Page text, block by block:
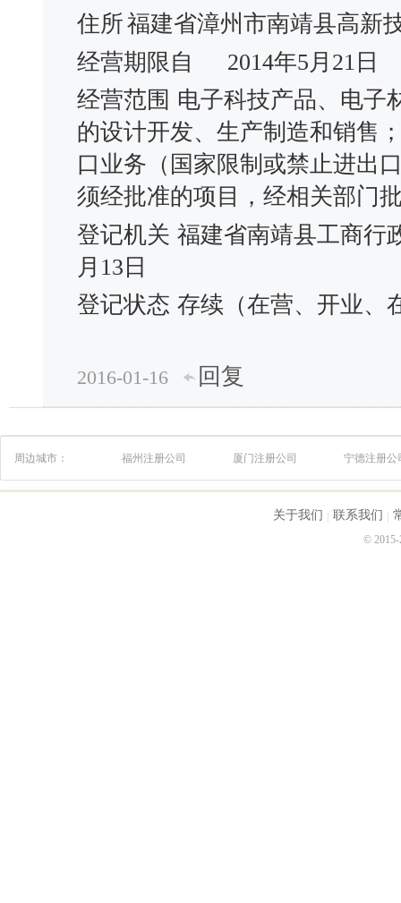
住所福建省漳州市南靖县高新
经营期限自
2014年5月21日
经营范围 电子科技产品、电子
的设计开发、生产制造和销售
口业务（国家限制或禁止进出
须经批准的项目，经相关部门
登记机关 福建省南靖县工商行
月13日
登记状态 存续（在营、开业、
2016-01-16 回复
周边城市： 福州注册公司 厦门注册公司 宁德注册公
关于我们 联系我们
© 2015-